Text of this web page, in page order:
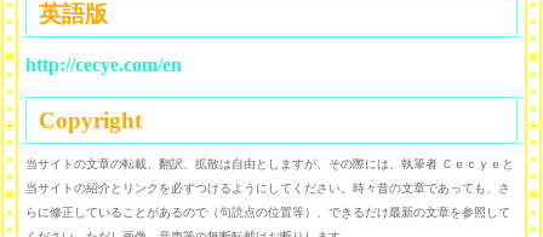
英語版
http://cecye.com/en
Copyright
当サイトの文章の転載、翻訳、拡散は自由としますが、その際には、執筆者 Ｃｅｃｙｅと
当サイトの紹介とリンクを必ずつけるようにしてください。時々昔の文章であっても、さ
らに修正していることがあるので（句読点の位置等）、できるだけ最新の文章を参照して